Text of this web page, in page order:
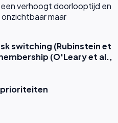
verhoogt doorlooptijd en
maar
switching (Rubinstein et
(O'Leary et al.,
prioriteiten